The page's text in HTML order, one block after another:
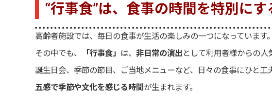
“行事食”は、食事の時間を特別にす
高齢者施設では、毎日の食事が生活の楽しみの一つになっています。
その中でも、
「行事食」 は、 非日常の演出 として利用者様からの人
誕生日会、季節の節目、ご当地メニューなど、日々の食事にひと工
五感で季節や文化を感じる時間 が生まれます。